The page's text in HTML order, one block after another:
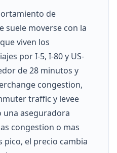
de
suele moverse con la
viven los
por I-5, I-80 y US-
de 28 minutos y
congestion,
traffic y levee
una aseguradora
congestion o mas
pico, el precio cambia